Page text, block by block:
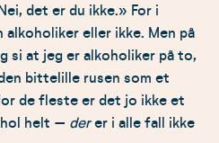
balanse fremfor å
hvordan vi bruker språk for
og påpeker at mange
ord som «angst» og
alvorlige ord kunne
det er du ikke.» For i
eller ikke. Men på
si at jeg er alkoholiker på to,
bittelille rusen som et
de fleste er det jo ikke et
helt – derer i alle fall ikke